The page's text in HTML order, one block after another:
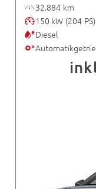
32.884 km
150 kW (204 PS)
Diesel